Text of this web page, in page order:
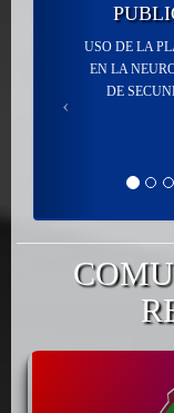
USO DE LA
EN LA
DE